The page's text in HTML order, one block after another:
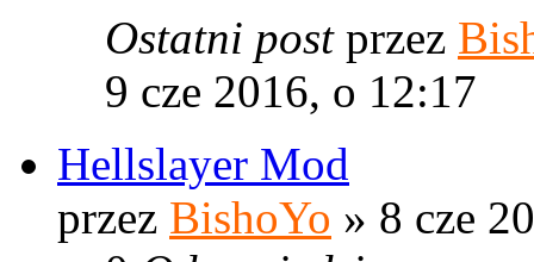
Ostatni post przez
9 cze 2016, o 12:17
Hellslayer Mod
przez BishoYo » 8 cze